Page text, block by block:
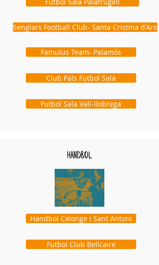
Senglars Football Club- Santa Cristina d'Aro
Famulus Team- Palamós
Club Pals Futbol Sala
Futbol Sala Vall-llobrega
handbol
Handbol Calonge i Sant Antoni
Futbol Club Bellcaire